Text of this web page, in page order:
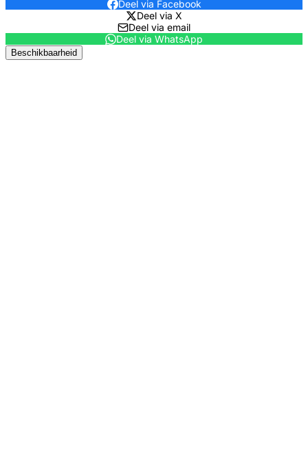
Deel via Facebook
Deel via X
Deel via email
Deel via WhatsApp
Beschikbaarheid